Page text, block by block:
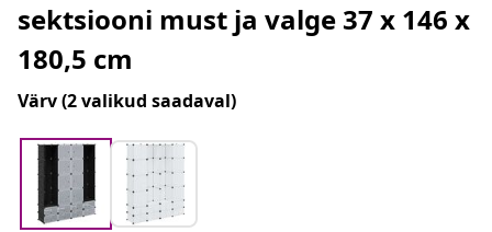
sektsiooni must ja valge 37 x 146 x
180,5 cm
Värv(2 valikud saadaval)